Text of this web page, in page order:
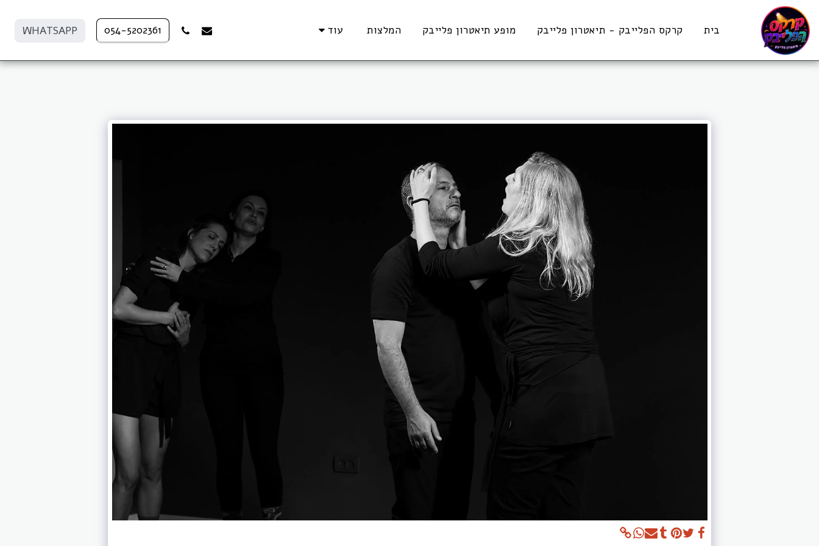
בית קרקס הפלייבק - תיאטרון פלייבק מופע תיאטרון פלייבק המלצות עוד 054-5202361
WHATSAPP